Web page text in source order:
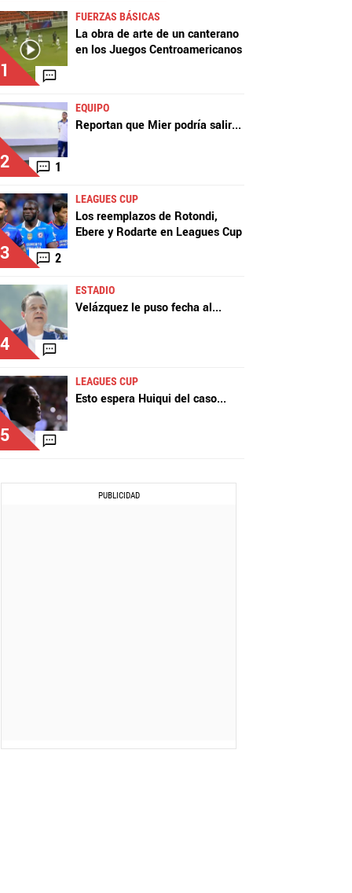
1
FUERZAS BÁSICAS
La obra de arte de un canterano
en los Juegos Centroamericanos
2 1
EQUIPO
Reportan que Mier podría salir...
3 2
LEAGUES CUP
Los reemplazos de Rotondi,
Ebere y Rodarte en Leagues Cup
4
ESTADIO
Velázquez le puso fecha al...
5
LEAGUES CUP
Esto espera Huiqui del caso...